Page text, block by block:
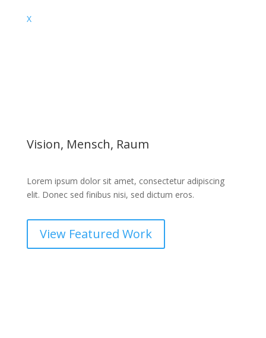
X
Vision, Mensch, Raum
Lorem ipsum dolor sit amet, consectetur adipiscing
elit. Donec sed finibus nisi, sed dictum eros.
View Featured Work